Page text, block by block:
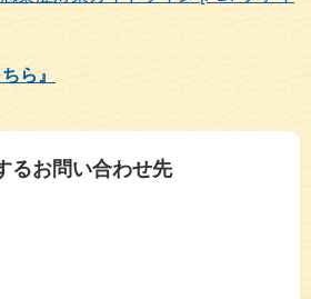
ら』
るお問い合わせ先